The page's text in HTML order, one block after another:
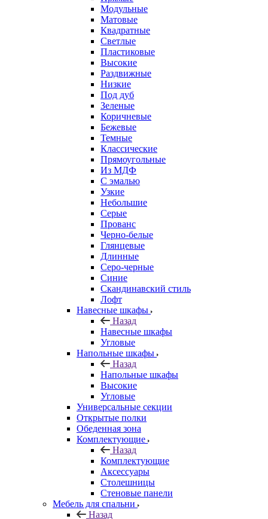
Модульные
Матовые
Квадратные
Светлые
Пластиковые
Высокие
Раздвижные
Низкие
Под дуб
Зеленые
Коричневые
Бежевые
Темные
Классические
Прямоугольные
Из МДФ
С эмалью
Узкие
Небольшие
Серые
Прованс
Черно-белые
Глянцевые
Длинные
Серо-черные
Синие
Скандинавский стиль
Лофт
Навесные шкафы
Назад
Навесные шкафы
Угловые
Напольные шкафы
Назад
Напольные шкафы
Высокие
Угловые
Универсальные секции
Открытые полки
Обеденная зона
Комплектующие
Назад
Комплектующие
Аксессуары
Столешницы
Стеновые панели
Мебель для спальни
Назад